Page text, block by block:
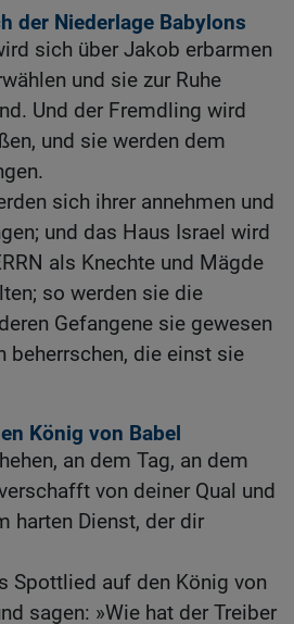
der Niederlage Babylons
sich über Jakob erbarmen
und sie zur Ruhe
Und der Fremdling wird
und sie werden dem
sich ihrer annehmen und
und das Haus Israel wird
als Knechte und Mägde
so werden sie die
Gefangene sie gewesen
beherrschen, die einst sie
König von Babel
an dem Tag, an dem
von deiner Qual und
harten Dienst, der dir
Spottlied auf den König von
sagen: »Wie hat der Treiber